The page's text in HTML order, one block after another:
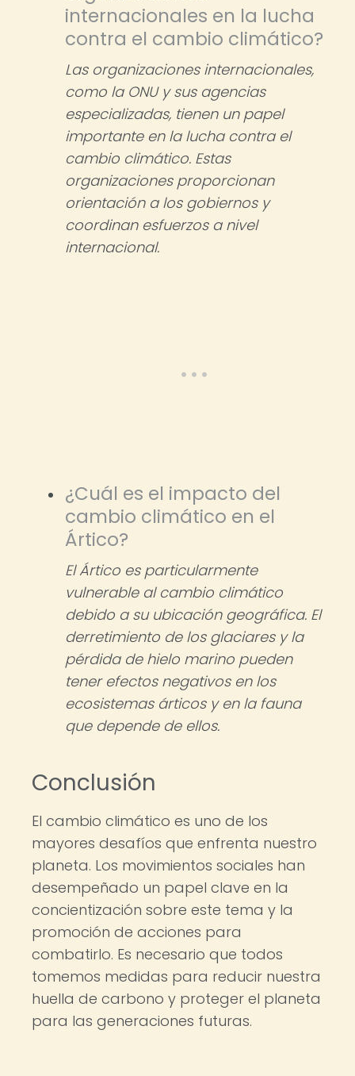
internacionales en la lucha
contra el cambio climático?
Las organizaciones internacionales,
como la ONU y sus agencias
especializadas, tienen un papel
importante en la lucha contra el
cambio climático. Estas
organizaciones proporcionan
orientación a los gobiernos y
coordinan esfuerzos a nivel
internacional.
¿Cuál es el impacto del
cambio climático en el
Ártico?
El Ártico es particularmente
vulnerable al cambio climático
debido a su ubicación geográfica. El
derretimiento de los glaciares y la
pérdida de hielo marino pueden
tener efectos negativos en los
ecosistemas árticos y en la fauna
que depende de ellos.
Conclusión
El cambio climático es uno de los
mayores desafíos que enfrenta nuestro
planeta. Los movimientos sociales han
desempeñado un papel clave en la
concientización sobre este tema y la
promoción de acciones para
combatirlo. Es necesario que todos
tomemos medidas para reducir nuestra
huella de carbono y proteger el planeta
para las generaciones futuras.